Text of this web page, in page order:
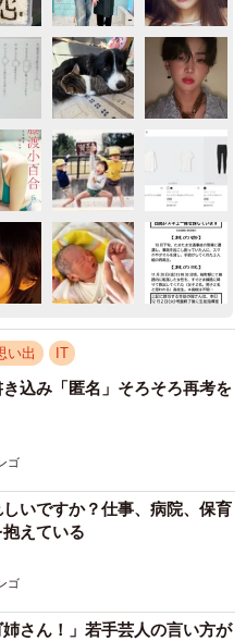
い出 IT
込み「匿名」そろそろ再考を
ゴ
しいですか？仕事、病院、保育
えている
ゴ
さん！」若手芸人の言い方が